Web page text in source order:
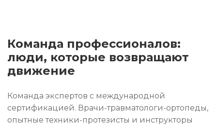
Команда профессионалов:
люди, которые возвращают
движение
Команда экспертов с международной
сертификацией. Врачи-травматологи-ортопеды,
опытные техники-протезисты и инструкторы